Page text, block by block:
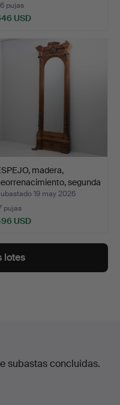
pujas
USD
madera,
segunda
19 may 2026
pujas
USD
lotes
subastas concluidas.